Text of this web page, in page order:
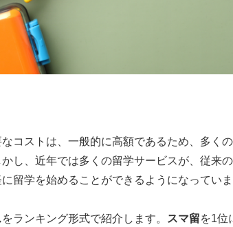
コストは、一般的に高額であるため、多く
し、近年では多くの留学サービスが、従来
留学を始めることができるようになっていま
をランキング形式で紹介します。 スマ留を1位